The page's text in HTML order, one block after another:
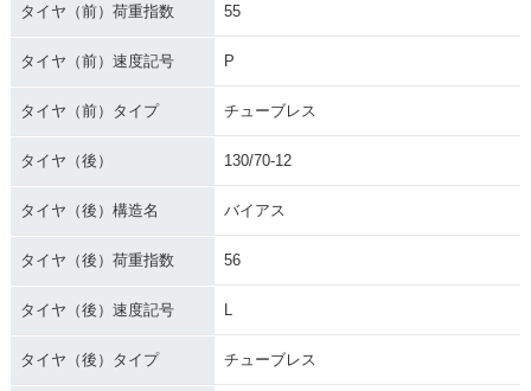
タイヤ（前）荷重指数 55
タイヤ（前）速度記号 P
タイヤ（前）タイプ チューブレス
タイヤ（後） 130/70-12
タイヤ（後）構造名 バイアス
タイヤ（後）荷重指数 56
タイヤ（後）速度記号
タイヤ（後）タイプ チューブレス